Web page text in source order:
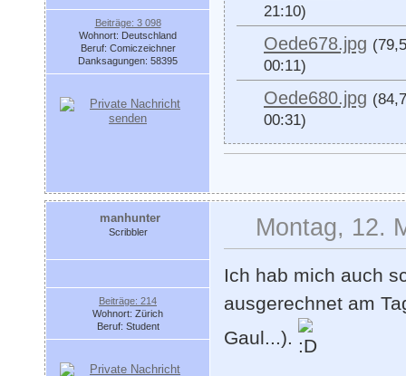
Beiträge: 3 098
Wohnort: Deutschland
Beruf: Comiczeichner
Danksagungen: 58395
21:10)
Oede678.jpg
00:11)
Oede680.jpg
00:31)
manhunter
Scribbler
Beiträge: 214
Wohnort: Zürich
Beruf: Student
Montag, 12.
Ich hab mich auch
ausgerechnet am
Gaul...).